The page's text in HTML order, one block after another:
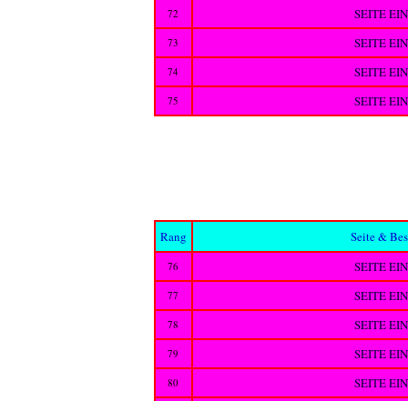
72 SEITE
73 SEITE
74 SEITE
75 SEITE
Rang Seite &
76 SEITE
77 SEITE
78 SEITE
79 SEITE
80 SEITE